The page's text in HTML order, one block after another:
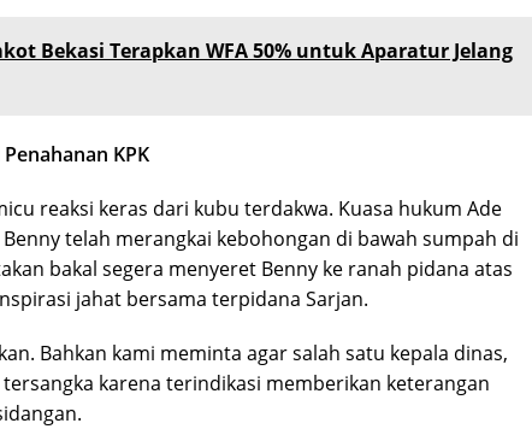
Bekasi Terapkan WFA 50% untuk Aparatur Jelang
KPK
reaksi keras dari kubu terdakwa. Kuasa hukum Ade
telah merangkai kebohongan di bawah sumpah di
bakal segera menyeret Benny ke ranah pidana atas
jahat bersama terpidana Sarjan.
Bahkan kami meminta agar salah satu kepala dinas,
karena terindikasi memberikan keterangan